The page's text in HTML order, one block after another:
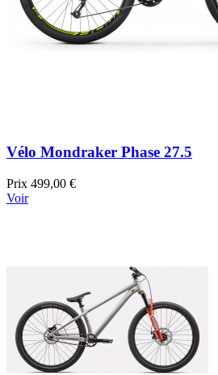
Vélo Mondraker Phase 27.5
Prix 499,00 €
Voir